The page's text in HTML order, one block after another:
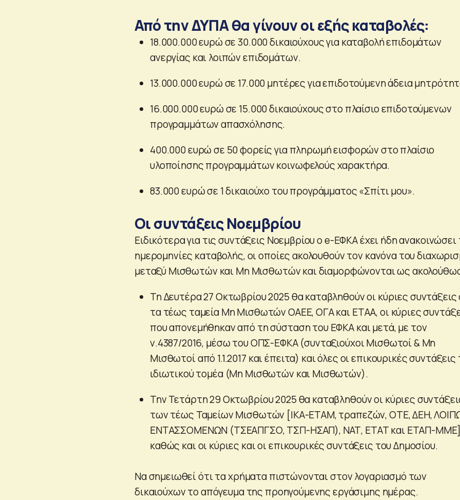
Από την ΔΥΠΑ θα γίνουν οι εξής καταβολές:
18.000.000 ευρώ σε 30.000 δικαιούχους για καταβολή επιδομάτων
ανεργίας και λοιπών επιδομάτων.
13.000.000 ευρώ σε 17.000 μητέρες για επιδοτούμενη άδεια
16.000.000 ευρώ σε 15.000 δικαιούχους στο πλαίσιο επιδοτούμενων
προγραμμάτων απασχόλησης.
400.000 ευρώ σε 50 φορείς για πληρωμή εισφορών στο πλαίσιο
υλοποίησης προγραμμάτων κοινωφελούς χαρακτήρα.
83.000 ευρώ σε 1 δικαιούχο του προγράμματος «Σπίτι μου».
Οι συντάξεις Νοεμβρίου
Ειδικότερα για τις συντάξεις Νοεμβρίου ο e-ΕΦΚΑ έχει ήδη ανακοινώσει
ημερομηνίες καταβολής, οι οποίες ακολουθούν τον κανόνα του
μεταξύ Μισθωτών και Μη Μισθωτών και διαμορφώνονται ως
Τη Δευτέρα 27 Οκτωβρίου 2025 θα καταβληθούν οι κύριες
τα τέως ταμεία Μη Μισθωτών ΟΑΕΕ, ΟΓΑ και ΕΤΑΑ, οι κύριες
που απονεμήθηκαν από τη σύσταση του ΕΦΚΑ και μετά, με τον
ν.4387/2016, μέσω του ΟΠΣ-ΕΦΚΑ (συνταξιούχοι Μισθωτοί & Μη
Μισθωτοί από 1.1.2017 και έπειτα) και όλες οι επικουρικές συντάξεις
ιδιωτικού τομέα (Μη Μισθωτών και Μισθωτών).
Την Τετάρτη 29 Οκτωβρίου 2025 θα καταβληθούν οι κύριες
των τέως Ταμείων Μισθωτών [ΙΚΑ-ΕΤΑΜ, τραπεζών, ΟΤΕ, ΔΕΗ,
ΕΝΤΑΣΣΟΜΕΝΩΝ (ΤΣΕΑΠΓΣΟ, ΤΣΠ-ΗΣΑΠ), ΝΑΤ, ΕΤΑΤ και ΕΤΑΠ-
καθώς και οι κύριες και οι επικουρικές συντάξεις του Δημοσίου.
Να σημειωθεί ότι τα χρήματα πιστώνονται στον λογαριασμό των
δικαιούχων το απόγευμα της προηγούμενης εργάσιμης ημέρας.